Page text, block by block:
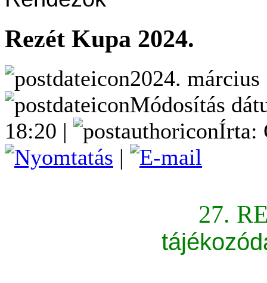
Rezét Kupa 2024.
2024.
Módosítás
18:20 |
Írta:
|
27.